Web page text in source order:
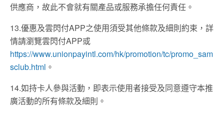
供應商，故此不會就有關產品或服務承擔任何責任。
13.優惠及雲閃付APP之使用須受其他條款及細則約束，詳
情請瀏覽雲閃付APP或
https://www.unionpayintl.com/hk/promotion/tc/promo_sam
sclub.html 。
14.如持卡人參與活動，即表示使用者接受及同意遵守本推
廣活動的所有條款及細則。